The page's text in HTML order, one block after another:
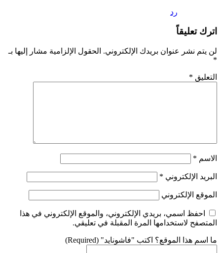
رد
اترك تعليقاً
لن يتم نشر عنوان بريدك الإلكتروني. الحقول الإلزامية مشار إليها بـ
*
التعليق *
الاسم *
البريد الإلكتروني *
الموقع الإلكتروني
احفظ اسمي، بريدي الإلكتروني، والموقع الإلكتروني في هذا
المتصفح لاستخدامها المرة المقبلة في تعليقي.
ما اسم هذا الموقع؟ اكتب "فاشونايد" (Required)